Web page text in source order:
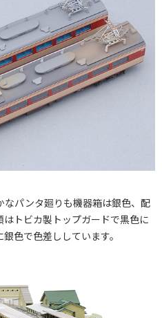
パンタ廻りも機器箱は銀色、配
トビカ製トップガードで黒色に
色で色差ししています。